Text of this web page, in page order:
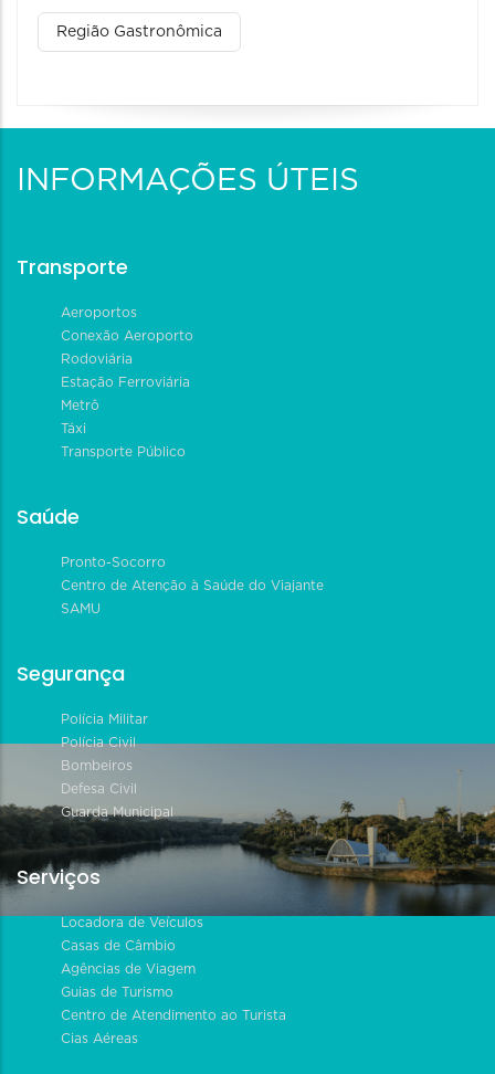
Região Gastronômica
INFORMAÇÕES ÚTEIS
Transporte
Aeroportos
Conexão Aeroporto
Rodoviária
Estação Ferroviária
Metrô
Táxi
Transporte Público
Saúde
Pronto-Socorro
Centro de Atenção à Saúde do Viajante
SAMU
Segurança
Polícia Militar
Polícia Civil
Bombeiros
Defesa Civil
Guarda Municipal
Serviços
Locadora de Veículos
Casas de Câmbio
Agências de Viagem
Guias de Turismo
Centro de Atendimento ao Turista
Cias Aéreas